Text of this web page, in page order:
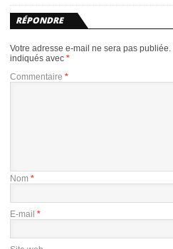
RÉPONDRE
Votre adresse e-mail ne sera pas publiée.
indiqués avec *
Commentaire *
Nom *
E-mail *